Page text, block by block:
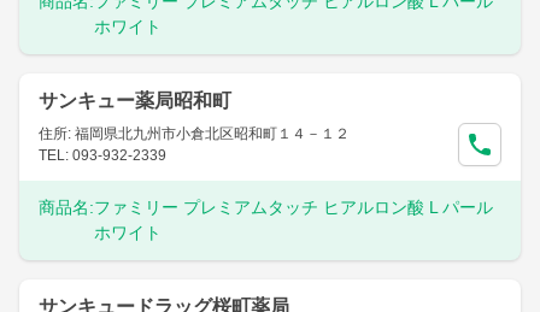
ホワイト
サンキュー薬局昭和町
住所: 福岡県北九州市小倉北区昭和町１４－１２
TEL: 093-932-2339
商品名:ファミリー プレミアムタッチ ヒアルロン酸 L パール
ホワイト
サンキュードラッグ桜町薬局